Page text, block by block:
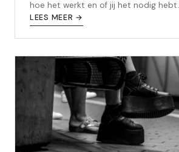
hoe het werkt en of jij het nodig hebt.
LEES MEER →